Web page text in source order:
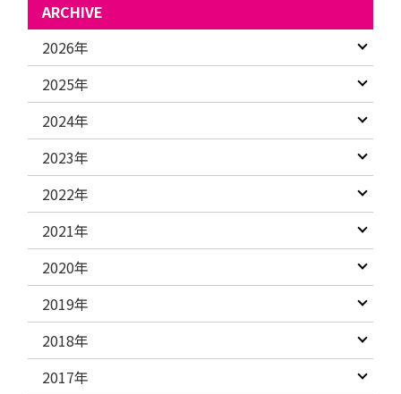
ARCHIVE
2026年
2025年
2024年
2023年
2022年
2021年
2020年
2019年
2018年
2017年